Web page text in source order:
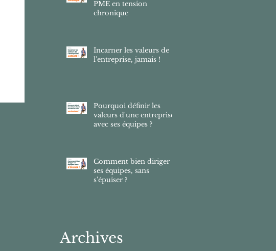
PME en tension
chronique
Incarner les valeurs de
l'entreprise, jamais !
Pourquoi définir les
valeurs d'une entreprise
avec ses équipes ?
Comment bien diriger
ses équipes, sans
s'épuiser ?
Archives